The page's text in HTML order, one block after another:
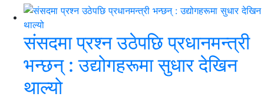
संसदमा प्रश्न उठेपछि प्रधानमन्त्री
भन्छन् : उद्योगहरूमा सुधार देखिन
थाल्यो